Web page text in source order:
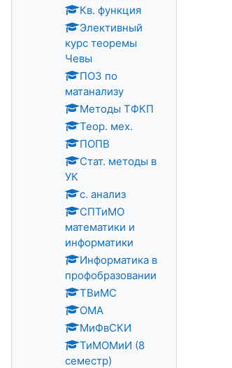
Кв. функция
Элективный
курс теоремы
Чевы
ПОЗ по
матанализу
Методы ТФКП
Теор. мех.
ПОПВ
Стат. методы в
УК
с. анализ
СПТиМО
математики и
информатики
Информатика в
профобразовании
ТВиМС
ОМА
МиФвСКИ
ТиМОМиИ (8
семестр)